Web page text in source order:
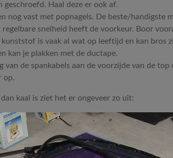
geschroefd. Haal deze er ook af.
nog vast met popnagels. De beste/handigste
snelheid heeft de voorkeur. Boor
is vaak al wat op leeftijd en kan bros
kan je plakken met de ductape.
van de spankabels aan de voorzijde van de
op.
kaal is ziet het er ongeveer zo uit: